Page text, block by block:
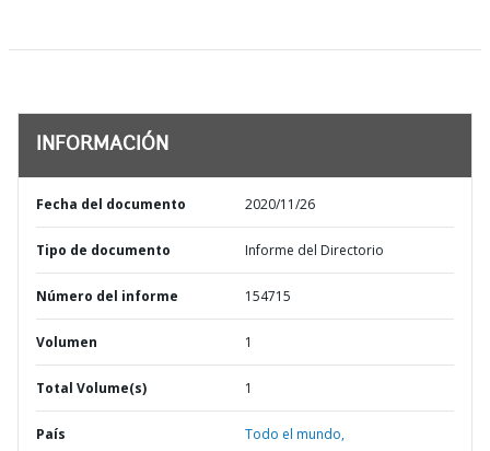
INFORMACIÓN
Fecha del documento 2020/11/26
Tipo de documento Informe del Directorio
Número del informe 154715
Volumen 1
Total Volume(s) 1
País Todo el mundo,